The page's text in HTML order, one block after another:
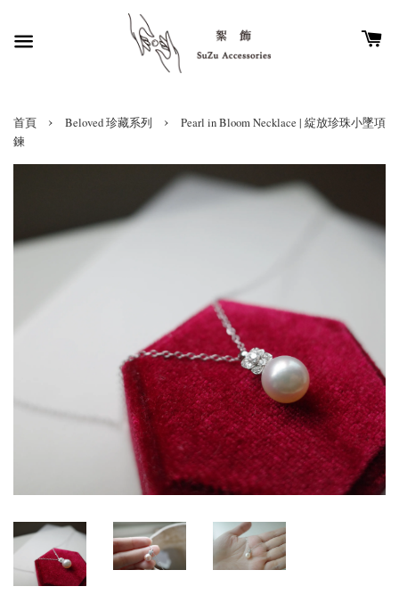
首頁 › Beloved 珍藏系列 ›
Pearl in Bloom Necklace | 綻放珍珠小墜項
鍊